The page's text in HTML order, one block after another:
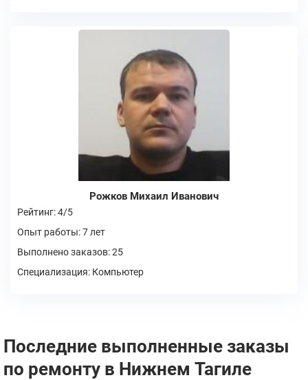
Рожков Михаил Иванович
Рейтинг: 4/5
Опыт работы: 7 лет
Выполнено заказов: 25
Специализация: Компьютер
Последние выполненные заказы
по ремонту в Нижнем Тагиле